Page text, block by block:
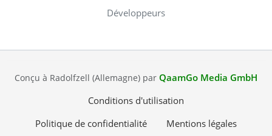
Développeurs
Conçu à Radolfzell (Allemagne) par QaamGo Media GmbH
Conditions d'utilisation
Politique de confidentialité
Mentions légales